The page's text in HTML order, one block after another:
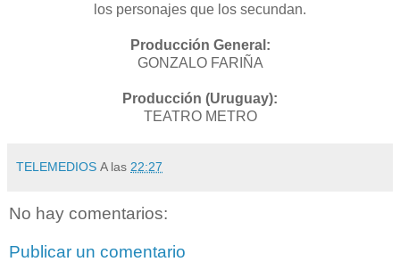
los personajes que los secundan.
Producción General:
GONZALO FARIÑA
Producción (Uruguay):
TEATRO METRO
TELEMEDIOS A las 22:27
No hay comentarios:
Publicar un comentario